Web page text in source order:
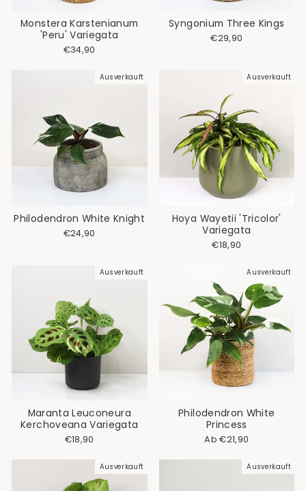
Monstera Karstenianum
'Peru' Variegata
€34,90
Syngonium Three Kings
€29,90
Ausverkauft
Philodendron White Knight
€24,90
Ausverkauft
Hoya Wayetii 'Tricolor'
Variegata
€18,90
Ausverkauft
Maranta Leuconeura
Kerchoveana Variegata
€18,90
Ausverkauft
Philodendron White
Princess
Normaler
Sonderpreis
Ab €21,90
Ausverkauft Ausverkauft